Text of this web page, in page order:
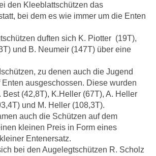
den Kleeblattschützen das
bei dem es wie immer um die Enten
duften sich K. Piotter (19T),
und B. Neumeir (147T) über eine
zu denen auch die Jugend
ausgeschossen. Diese wurden
Best (42,8T), K.Heller (67T), A. Heller
und M. Heller (108,3T).
auch die Schützen auf dem
kleinen Preis in Form eines
Entenersatz.
bei den Augelegtschützen R. Scholz